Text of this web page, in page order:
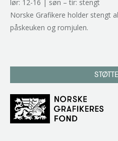
lør: 12-16 | søn – tir: stengt
Norske Grafikere holder stengt
påskeuken og romjulen.